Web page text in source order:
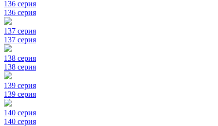
136 серия
136 серия
137 серия
137 серия
138 серия
138 серия
139 серия
139 серия
140 серия
140 серия